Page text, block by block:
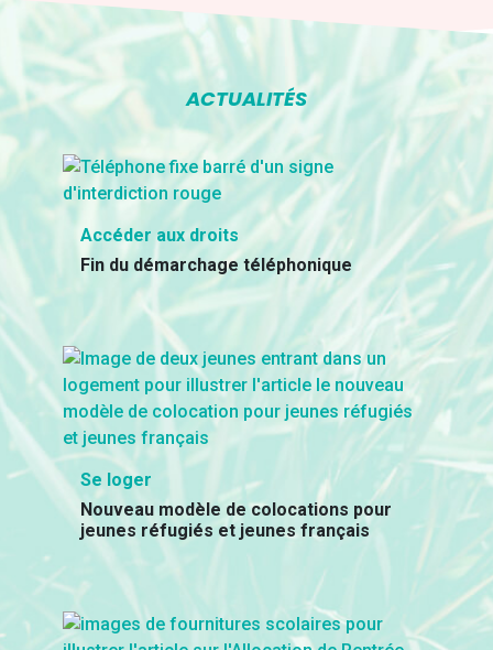
ACTUALITÉS
Accéder aux droits
Fin du démarchage téléphonique
Se loger
Nouveau modèle de colocations pour
jeunes réfugiés et jeunes français